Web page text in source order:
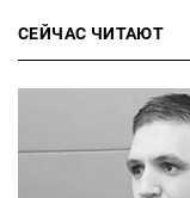
СЕЙЧАС ЧИТАЮТ